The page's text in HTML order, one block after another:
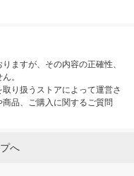
ますが、その内容の正確性、
。
り扱うストアによって運営さ
品、ご購入に関するご質問
へ